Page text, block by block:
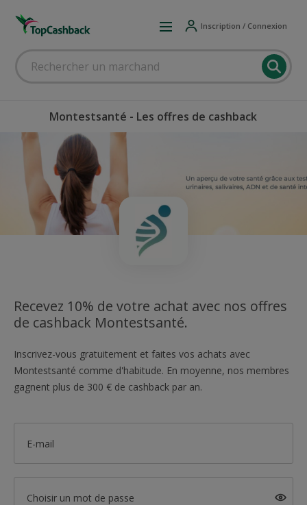
Inscription / Connexion
Montestsanté - Les offres de cashback
Recevez 10% de votre achat avec nos offres
de cashback Montestsanté.
Inscrivez-vous gratuitement et faites vos achats avec
Montestsanté comme d'habitude. En moyenne, nos membres
gagnent plus de 300 € de cashback par an.
E-mail
Choisir un mot de passe